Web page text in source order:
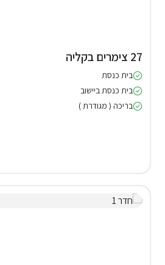
27 צימרים בקליה
בית כנסת
בית כנסת ביישוב
בריכה ( מגודרת )